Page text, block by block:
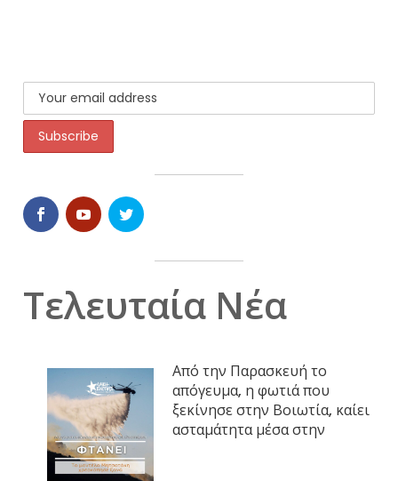
Τελευταία Νέα
Από την Παρασκευή το
απόγευμα, η φωτιά που
ξεκίνησε στην Βοιωτία, καίει
ασταμάτητα μέσα στην